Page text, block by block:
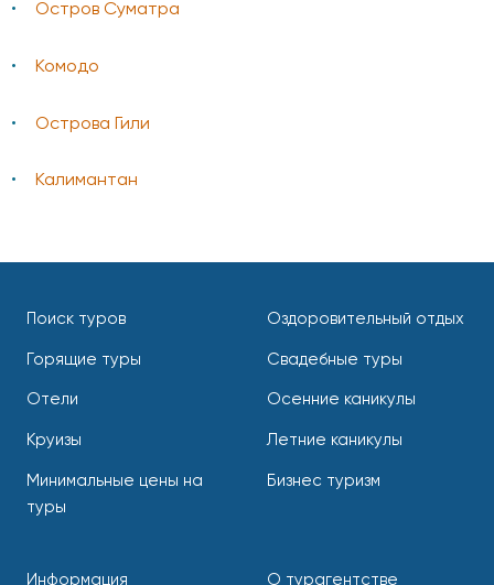
Остров Суматра
Комодо
Острова Гили
Калимантан
Поиск туров
Горящие туры
Отели
Круизы
Минимальные цены на
туры
Оздоровительный отдых
Свадебные туры
Осенние каникулы
Летние каникулы
Бизнес туризм
Информация О турагентстве